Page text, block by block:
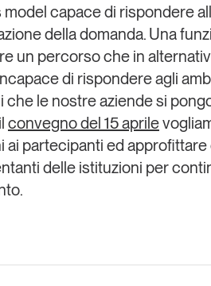
capace di rispondere
della domanda. Una
un percorso che in
di rispondere agli
che le nostre aziende si
convegno del 15 aprile
ai partecipanti ed approfittare
delle istituzioni per